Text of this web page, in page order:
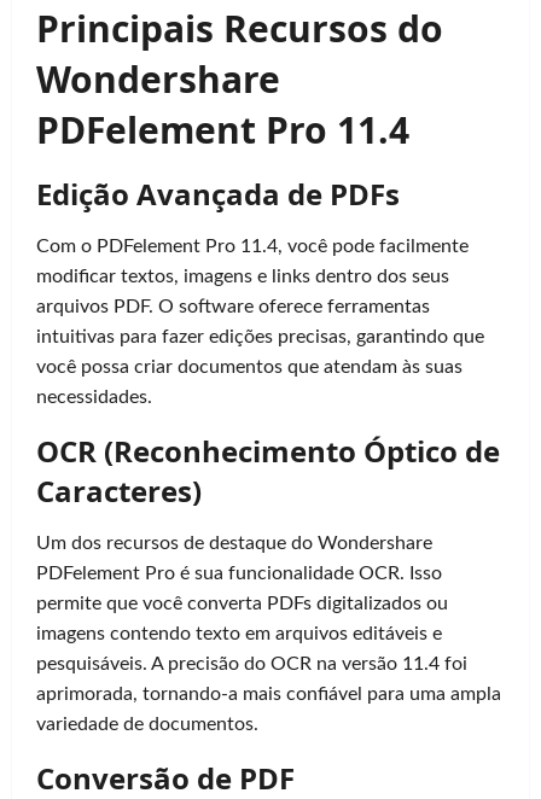
Principais Recursos do
Wondershare
PDFelement Pro 11.4
Edição Avançada de PDFs
Com o PDFelement Pro 11.4, você pode facilmente
modificar textos, imagens e links dentro dos seus
arquivos PDF. O software oferece ferramentas
intuitivas para fazer edições precisas, garantindo que
você possa criar documentos que atendam às suas
necessidades.
OCR (Reconhecimento Óptico de
Caracteres)
Um dos recursos de destaque do Wondershare
PDFelement Pro é sua funcionalidade OCR. Isso
permite que você converta PDFs digitalizados ou
imagens contendo texto em arquivos editáveis e
pesquisáveis. A precisão do OCR na versão 11.4 foi
aprimorada, tornando-a mais confiável para uma ampla
variedade de documentos.
Conversão de PDF